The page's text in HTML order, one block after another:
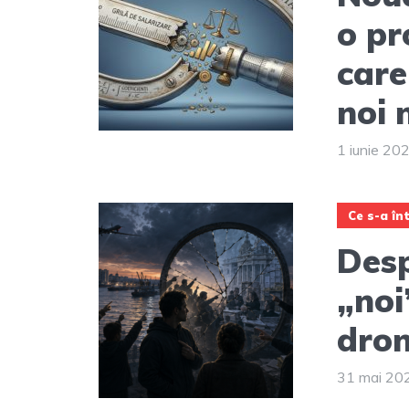
o
noi
1 iunie
Ce s-a
31 mai